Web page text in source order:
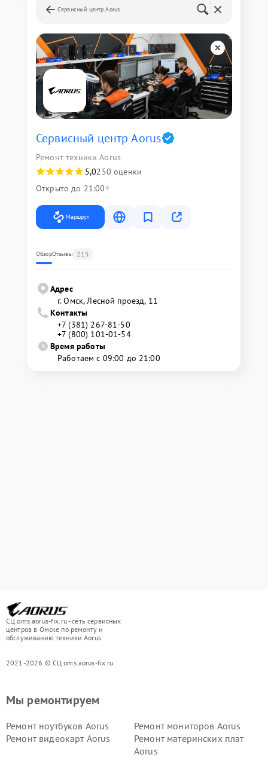
Сервисный центр Aorus
Сервисный центр Aorus
Ремонт техники Aorus
5,0250 оценки
Открыто до 21:00
Маршрут
ОбзорОтзывы 215
Адрес
г. Омск, ​Лесной проезд, 11
Контакты
+7 (381) 267-81-50
+7 (800) 101-01-54
Время работы
Работаем с 09:00 до 21:00
СЦ oms.aorus-fix.ru - сеть сервисных
центров в Омске по ремонту и
обслуживанию техники Aorus
2021-2026 © СЦ oms.aorus-fix.ru
Мы ремонтируем
Ремонт ноутбуков Aorus
Ремонт мониторов Aorus
Ремонт видеокарт Aorus
Ремонт материнских плат
Aorus